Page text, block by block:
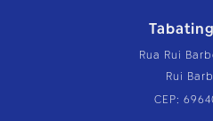
Rua Rui
Rui
CEP: